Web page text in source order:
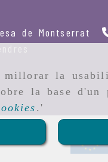
la
la base
.'
de Montserrat